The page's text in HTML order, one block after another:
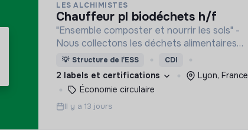
LES ALCHIMISTES
chauffeur pl biodéchets h/f
"Ensemble composter et nourrir les sols" -
Nous collectons les déchets alimentaires
des professionnels et des ménages et les
valorisons en compost
💡 Structure de l’ESS CDI
2 labels et certifications
Lyon, France
Économie circulaire
Il y a 13 jours